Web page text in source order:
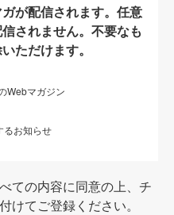
が配信されます。任意
されません。不要なも
ただけます。
Webマガジン
るお知らせ
ての内容に同意の上、チ
けてご登録ください。